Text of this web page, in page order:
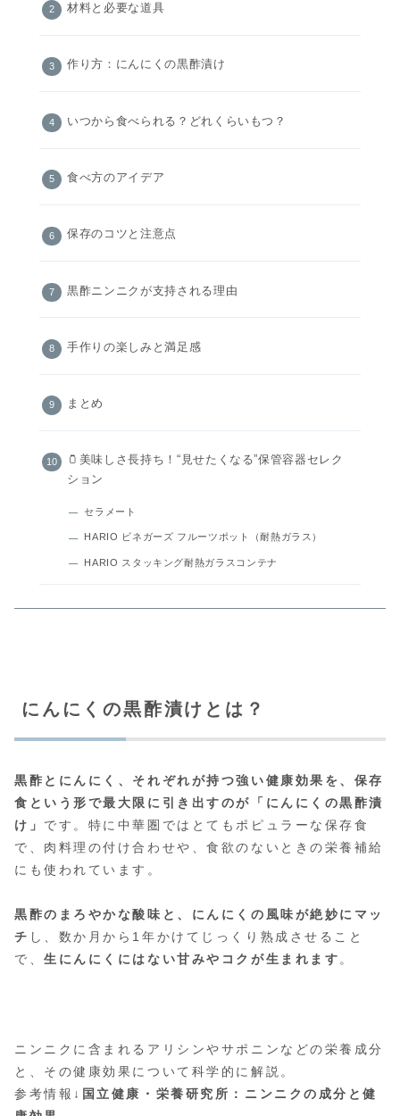
材料と必要な道具
作り方：にんにくの黒酢漬け
いつから食べられる？どれくらいもつ？
食べ方のアイデア
保存のコツと注意点
黒酢ニンニクが支持される理由
手作りの楽しみと満足感
まとめ
🫙美味しさ長持ち！“見せたくなる”保管容器セレク
ション
セラメート
HARIO ビネガーズ フルーツポット（耐熱ガラス）
HARIO スタッキング耐熱ガラスコンテナ
にんにくの黒酢漬けとは？
黒酢とにんにく、それぞれが持つ強い健康効果を、保存
食という形で最大限に引き出すのが「にんにくの黒酢漬
け」 です。特に中華圏ではとてもポピュラーな保存食
で、肉料理の付け合わせや、食欲のないときの栄養補給
にも使われています。
黒酢のまろやかな酸味と、にんにくの風味が絶妙にマッ
チ し、数か月から1年かけてじっくり熟成させること
で、生にんにくにはない甘みやコクが生まれます 。
ニンニクに含まれるアリシンやサポニンなどの栄養成分
と、その健康効果について科学的に解説。
参考情報↓ 国立健康・栄養研究所：ニンニクの成分と健